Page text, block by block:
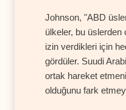
Johnson, "ABD
ülkeler, bu üslerden
izin verdikleri için
gördüler. Suudi
ortak hareket
olduğunu fark